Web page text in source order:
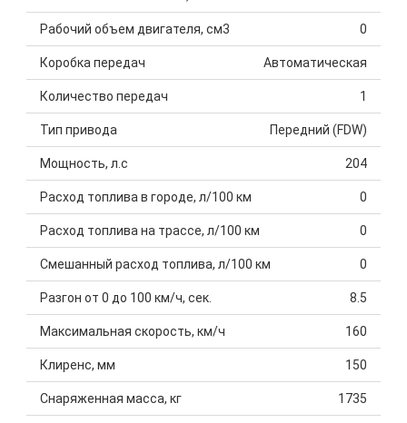
Рабочий объем двигателя, см3 0
Коробка передач Автоматическая
Количество передач 1
Тип привода Передний (FDW)
Мощность, л.с 204
Расход топлива в городе, л/100 км 0
Расход топлива на трассе, л/100 км 0
Смешанный расход топлива, л/100 км 0
Разгон от 0 до 100 км/ч, сек. 8.5
Максимальная скорость, км/ч 160
Клиренс, мм 150
Снаряженная масса, кг 1735